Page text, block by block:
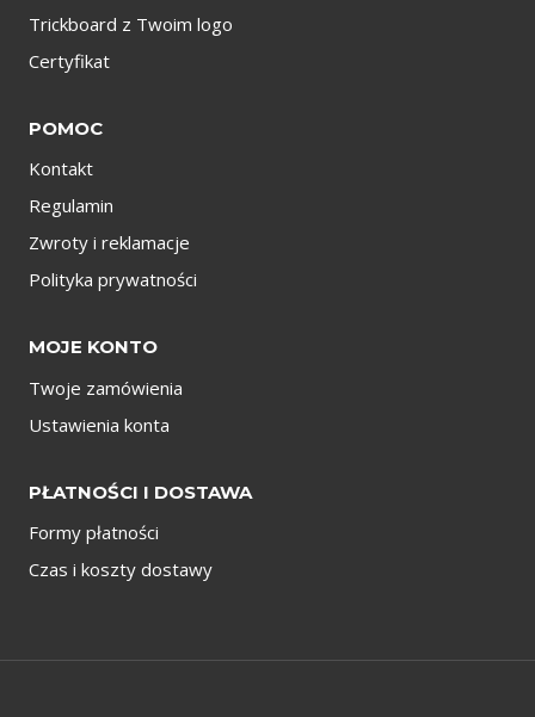
Trickboard z Twoim logo
Certyfikat
POMOC
Kontakt
Regulamin
Zwroty i reklamacje
Polityka prywatności
MOJE KONTO
Twoje zamówienia
Ustawienia konta
PŁATNOŚCI I DOSTAWA
Formy płatności
Czas i koszty dostawy